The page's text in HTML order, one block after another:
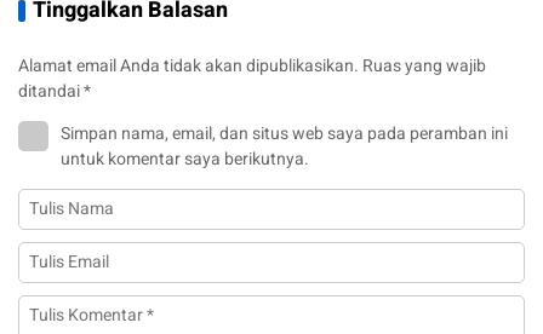
Tinggalkan Balasan
Alamat email Anda tidak akan dipublikasikan. Ruas yang wajib
ditandai*
Simpan nama, email, dan situs web saya pada peramban ini
untuk komentar saya berikutnya.